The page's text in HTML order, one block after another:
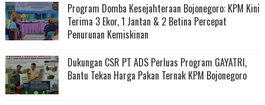
Program Domba Kesejahteraan Bojonegoro: KPM Kini
Terima 3 Ekor, 1 Jantan & 2 Betina Percepat
Penurunan Kemiskinan
Dukungan CSR PT ADS Perluas Program GAYATRI,
Bantu Tekan Harga Pakan Ternak KPM Bojonegoro